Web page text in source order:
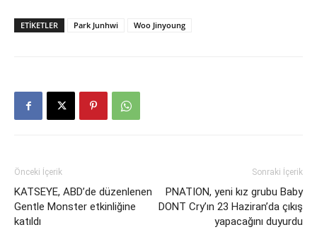
ETIKETLER Park Junhwi Woo Jinyoung
Önceki İçerik
KATSEYE, ABD’de düzenlenen
Gentle Monster etkinliğine
katıldı
Sonraki İçerik
PNATION, yeni kız grubu Baby
DONT Cry’ın 23 Haziran’da çıkış
yapacağını duyurdu